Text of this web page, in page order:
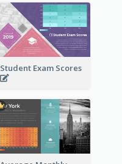
Student Exam Scores